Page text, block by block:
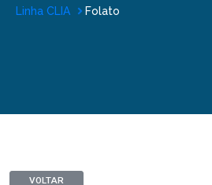
Linha CLIA Folato
VOLTAR